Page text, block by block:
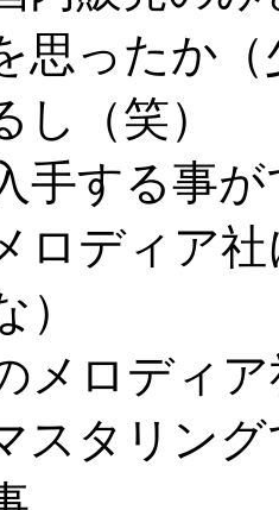
思ったか
し（笑）
手する事
ロディア
）
メロディ
スタリン